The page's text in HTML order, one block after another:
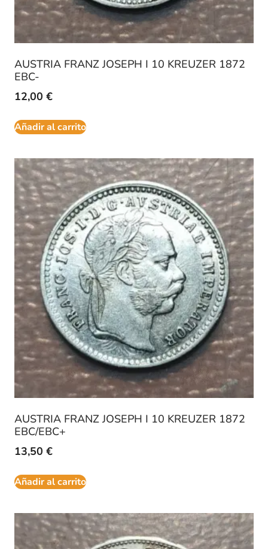
AUSTRIA FRANZ JOSEPH I 10 KREUZER 1872
EBC-
12,00 €
Añadir al carrito
AUSTRIA FRANZ JOSEPH I 10 KREUZER 1872
EBC/EBC+
13,50 €
Añadir al carrito